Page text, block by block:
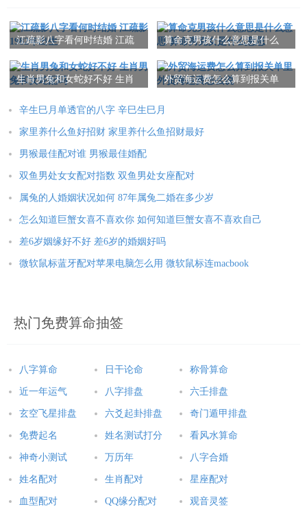
江疏影八字看何时结婚 江疏
算命克男孩什么意思是什么
生肖男兔和女蛇好不好 生肖
外贸海运费怎么算到报关单
辛生巳月单透官的八字 辛巳生巳月
家里养什么鱼好招财 家里养什么鱼招财最好
男猴最佳配对谁 男猴最佳婚配
双鱼男处女女配对指数 双鱼男处女座配对
属兔的人婚姻状况如何 87年属兔二婚在多少岁
怎么知道巨蟹女喜不喜欢你 如何知道巨蟹女喜不喜欢自己
差6岁姻缘好不好 差6岁的婚姻好吗
微软鼠标蓝牙配对苹果电脑怎么用 微软鼠标连macbook
热门免费算命抽签
八字算命 日干论命 称骨算命
近一年运气 八字排盘 六壬排盘
玄空飞星排盘 六爻起卦排盘 奇门遁甲排盘
免费起名 姓名测试打分 看风水算命
神奇小测试 万历年 八字合婚
姓名配对 生肖配对 星座配对
血型配对 QQ缘分配对 观音灵签